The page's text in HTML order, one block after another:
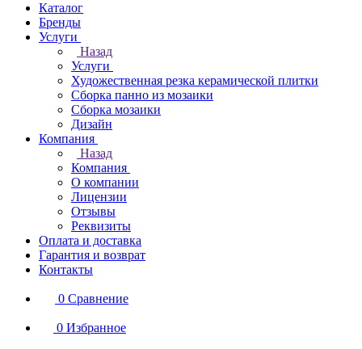
Каталог
Бренды
Услуги
Назад
Услуги
Художественная резка керамической плитки
Сборка панно из мозаики
Сборка мозаики
Дизайн
Компания
Назад
Компания
О компании
Лицензии
Отзывы
Реквизиты
Оплата и доставка
Гарантия и возврат
Контакты
0 Сравнение
0 Избранное